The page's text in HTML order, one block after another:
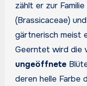
zählt er zur
(Brassicaceae)
gärtnerisch meist
Geerntet wird die
ungeöffnete
deren helle Farbe